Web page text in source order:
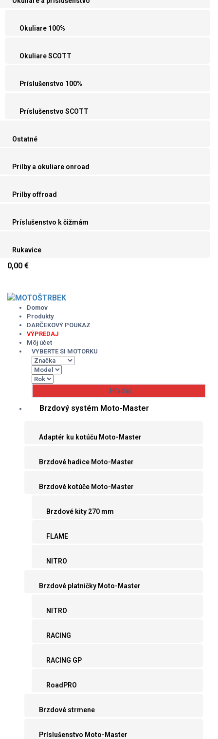
Okuliare 100%
Okuliare SCOTT
Príslušenstvo 100%
Príslušenstvo SCOTT
Ostatné
Prilby a okuliare onroad
Prilby offroad
Príslušenstvo k čižmám
Rukavice
0,00 €
contentDomov
Produkty
DARČEKOVÝ POUKAZ
VÝPREDAJ
Môj účet
VYBERTE SI MOTORKU
Brzdový systém Moto-Master
Adaptér ku kotúču Moto-Master
Brzdové hadice Moto-Master
Brzdové kotúče Moto-Master
Brzdové kity 270 mm
FLAME
NITRO
Brzdové platničky Moto-Master
NITRO
RACING
RACING GP
RoadPRO
Brzdové strmene
Príslušenstvo Moto-Master